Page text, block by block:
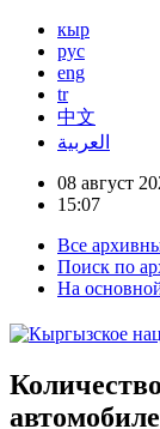
кыр
рус
eng
tr
中文
العربية
08 август
15:07
Все
Поиск по
На